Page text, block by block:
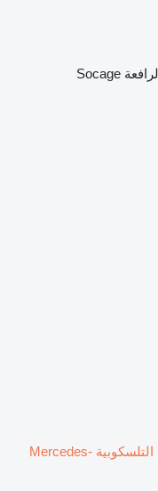
Socage
رافعة السلة التلسكوبية Mercedes-